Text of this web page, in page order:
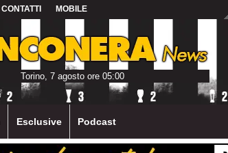
CONTATTI MOBILE
Torino, 7 agosto ore 05:00
Esclusive Podcast